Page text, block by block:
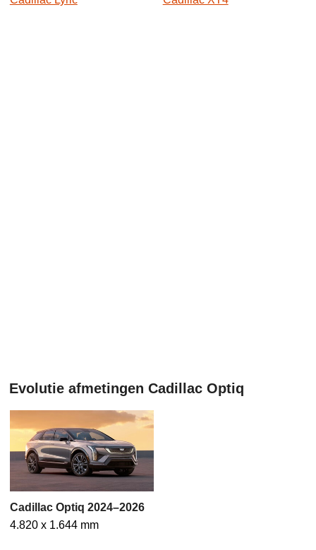
Evolutie afmetingen Cadillac Optiq
Cadillac Optiq 2024–2026
4.820 x 1.644 mm